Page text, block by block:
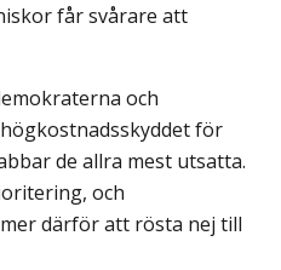
får svårare att
och
för
de allra mest utsatta.
och
därför att rösta nej till